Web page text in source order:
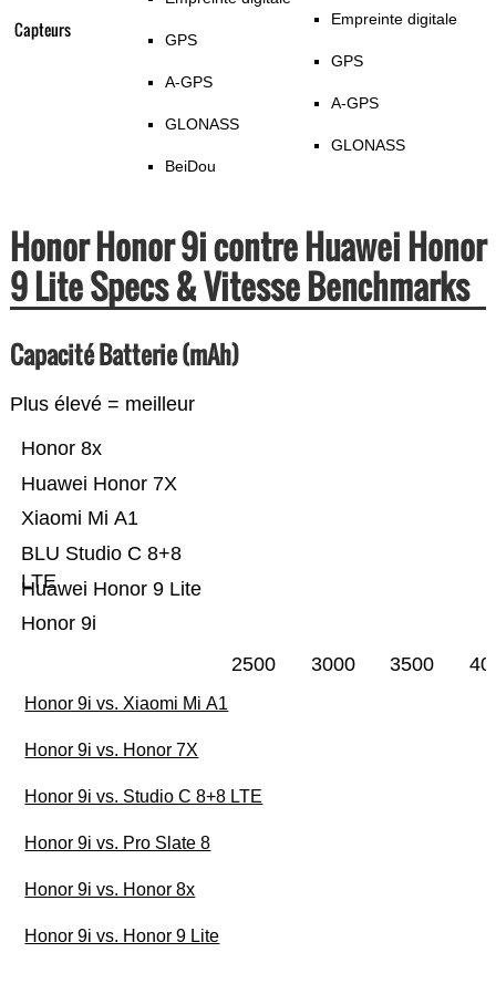
Capteurs GPS
A-GPS
GLONASS
BeiDou
Empreinte digitale
GPS
A-GPS
GLONASS
Honor Honor 9i contre Huawei Honor
9 Lite Specs & Vitesse Benchmarks
Capacité Batterie (mAh)
Plus élevé = meilleur
Honor 9i
Huawei Honor 9 Lite
BLU Studio C 8+8
LTE
Xiaomi Mi A1
Huawei Honor 7X
Honor 8x
2500 3000 3500
Honor 9i vs. Xiaomi Mi A1
Honor 9i vs. Honor 7X
Honor 9i vs. Studio C 8+8 LTE
Honor 9i vs. Pro Slate 8
Honor 9i vs. Honor 8x
Honor 9i vs. Honor 9 Lite